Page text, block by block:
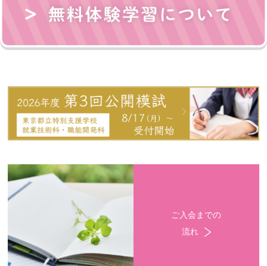
ご入会までの
流れ